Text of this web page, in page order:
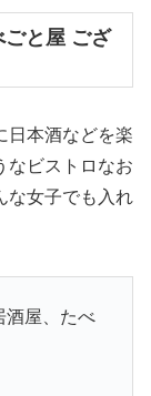
と屋 ござ
日本酒などを楽
なビストロなお
な女子でも入れ
酒屋、たべ